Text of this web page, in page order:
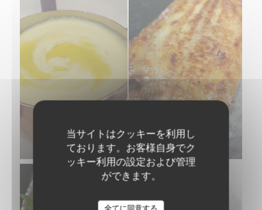
当サイトはクッキーを利用し
ております。お客様自身でク
ッキー利用の設定および管理
ができます。
全てに同意する
POÊLÉE MEUNIÈRE, POMME PURÉE
© Pierre Négrevergne